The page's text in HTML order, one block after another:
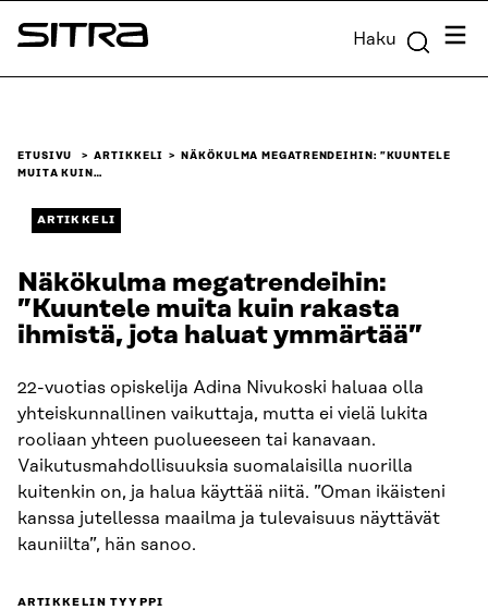
Siirry
suoraan
Sitra Haku
ETUSIVU ARTIKKELI
NÄKÖKULMA MEGATRENDEIHIN: ”KUUNTELE
MUITA KUIN…
ARTIKKELI
Näkökulma megatrendeihin:
”Kuuntele muita kuin rakasta
ihmistä, jota haluat ymmärtää”
22-vuotias opiskelija Adina Nivukoski haluaa olla
yhteiskunnallinen vaikuttaja, mutta ei vielä lukita
rooliaan yhteen puolueeseen tai kanavaan.
Vaikutusmahdollisuuksia suomalaisilla nuorilla
kuitenkin on, ja halua käyttää niitä. ”Oman ikäisteni
kanssa jutellessa maailma ja tulevaisuus näyttävät
kauniilta”, hän sanoo.
ARTIKKELIN TYYPPI